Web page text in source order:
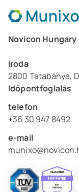
Novicon Hungary
iroda
2800 Tatabánya,
Időpontfoglalás
telefon
+36 30 947 8492
e-mail